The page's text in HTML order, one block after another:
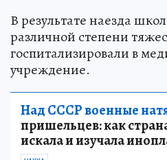
В результате наезда
различной степени
госпитализировали в
учреждение.
Над СССР военные
пришельцев: как
искала и изучала